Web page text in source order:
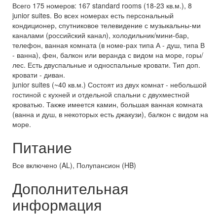
Всего 175 номеров: 167 standard rooms (18-23 кв.м.), 8
junior suites. Во всех номерах есть персональный
кондиционер, спутниковое телевидение с музыкальны-ми
каналами (российский канал), холодильник/мини-бар,
телефон, ванная комната (в номе-рах типа А - душ, типа В
- ванна), фен, балкон или веранда с видом на море, горы/
лес. Есть двуспальные и односпальные кровати. Тип доп.
кровати - диван.
junior suites (~40 кв.м.) Состоят из двух комнат - небольшой
гостиной с кухней и отдельной спальни с двухместной
кроватью. Также имеется камин, большая ванная комната
(ванна и душ, в некоторых есть джакузи), балкон с видом на
море.
Питание
Все включено (AL), Полупансион (HB)
Дополнительная
информация